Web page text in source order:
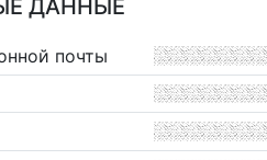
ДАННЫЕ
почты